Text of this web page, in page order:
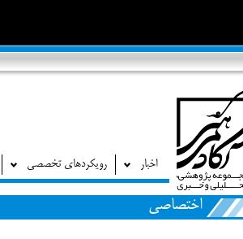
اخبار رویکردهای تخصصی
اختصاصی